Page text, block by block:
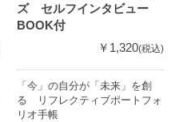
ズ セルフインタビュー
BOOK付
￥1,320(税込)
「今」の自分が「未来」を創
る リフレクティブポートフォ
リオ手帳